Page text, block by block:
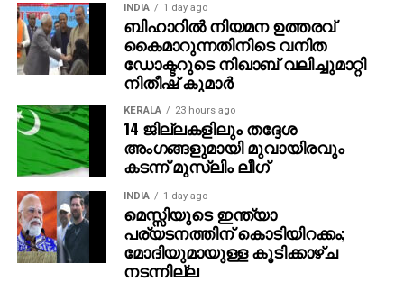
വാഴൂര്‍ :65.78%
കാഞ്ഞിരപ്പള്ളി: 64.68%
പള്ളം:64.76 %
വൈക്കം: 72.6%
കടുത്തുരുത്തി: 66.7%
INDIA 1 day ago
ബിഹാറില്‍ നിയമന ഉത്തരവ്
കൈമാറുന്നതിനിടെ വനിത
ഡോക്ടറുടെ നിഖാബ് വലിച്ചുമാറ്റി
നിതീഷ് കുമാര്‍
KERALA 23 hours ago
14 ജില്ലകളിലും തദ്ദേശ
അംഗങ്ങളുമായി മുവായിരവും
കടന്ന് മുസ്‌ലിം ലീഗ്‌
INDIA 1 day ago
മെസ്സിയുടെ ഇന്ത്യാ
പര്യടനത്തിന് കൊടിയിറക്കം;
മോദിയുമായുള്ള കൂടിക്കാഴ്ച
നടന്നില്ല